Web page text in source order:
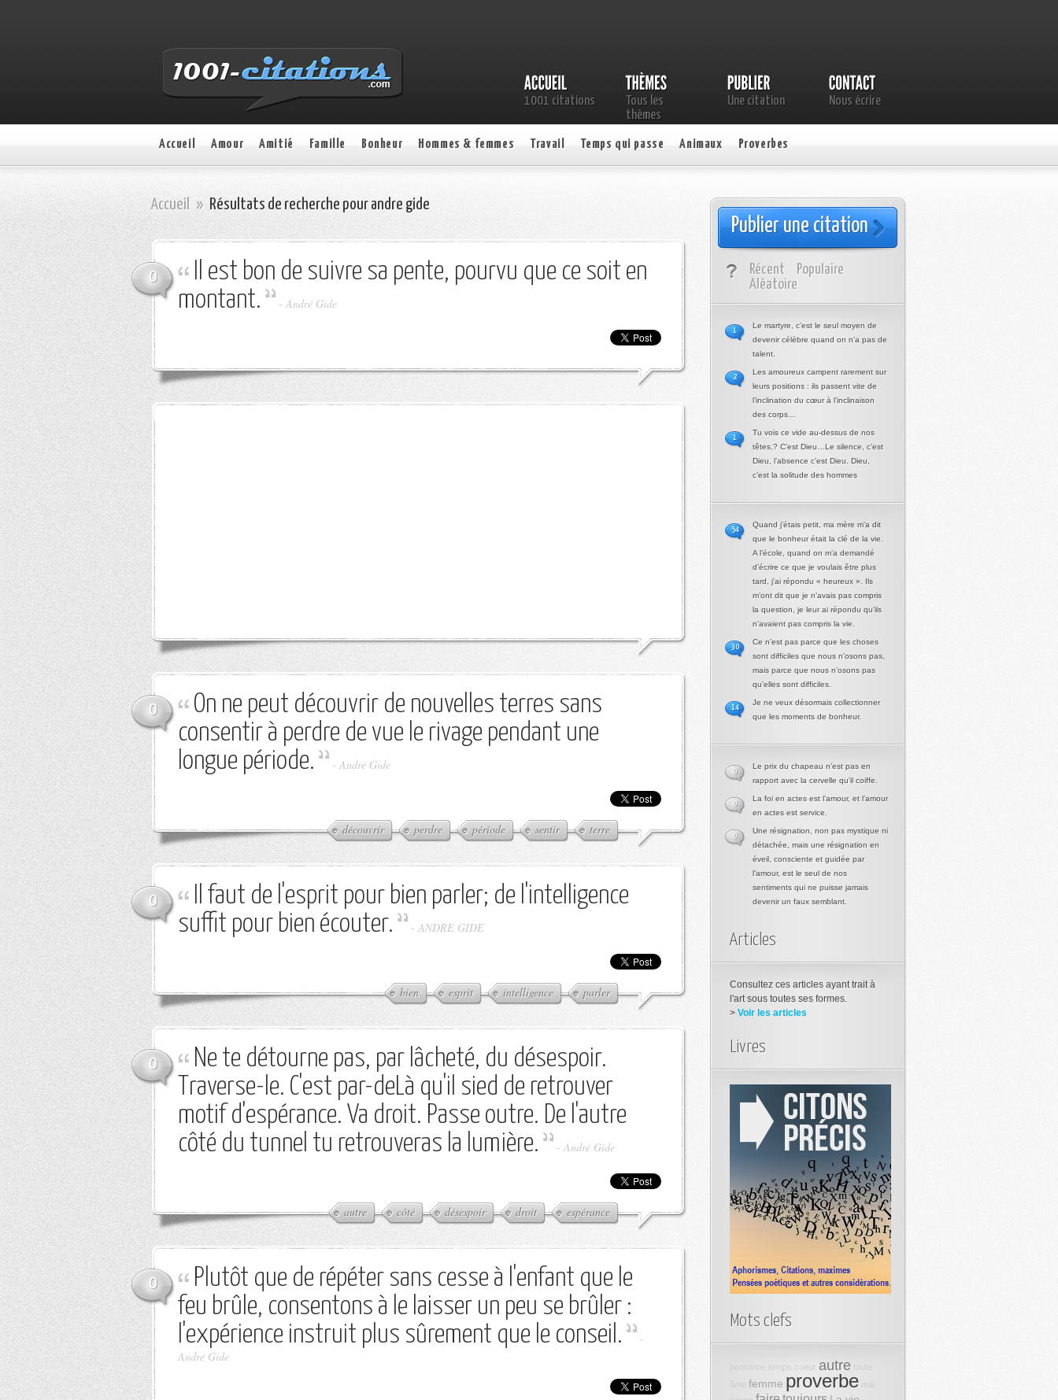
1001 citations
Tous les
thèmes
Une citation Nous écrire
Accueil Amour Amitié Famille Bonheur Hommes & femmes Travail Temps qui passe Animaux Proverbes
Accueil » Résultats de recherche pour andre gide
0
Il est bon de suivre sa pente, pourvu que ce soit en
montant.
- André Gide
0
On ne peut découvrir de nouvelles terres sans
consentir à perdre de vue le rivage pendant une
longue période.
- André Gide
découvrir perdre période sentir terre
0
Il faut de l'esprit pour bien parler; de l'intelligence
suffit pour bien écouter.
- ANDRE GIDE
bien esprit intelligence parler
0
Ne te détourne pas, par lâcheté, du désespoir.
Traverse-le. C'est par-deLà qu'il sied de retrouver
motif d'espérance. Va droit. Passe outre. De l'autre
côté du tunnel tu retrouveras la lumière.
- André Gide
autre côté désespoir droit espérance
0
Plutôt que de répéter sans cesse à l'enfant que le
feu brûle, consentons à le laisser un peu se brûler :
l'expérience instruit plus sûrement que le conseil.
-
André Gide
Publier une citation
Récent
Populaire
Aléatoire
Le martyre, c’est le seul moyen de
devenir célèbre quand on n’a pas de
talent.
1
Les amoureux campent rarement sur
leurs positions : ils passent vite de
l’inclination du cœur à l’inclinaison
des corps…
2
Tu vois ce vide au-dessus de nos
têtes,? C’est Dieu…Le silence, c’est
Dieu, l’absence c’est Dieu. Dieu,
c’est la solitude des hommes
1
Quand j’étais petit, ma mère m’a dit
que le bonheur était la clé de la vie.
A l’école, quand on m’a demandé
d’écrire ce que je voulais être plus
tard, j’ai répondu « heureux ». Ils
m’ont dit que je n’avais pas compris
la question, je leur ai répondu qu’ils
n’avaient pas compris la vie.
54
Ce n’est pas parce que les choses
sont difficiles que nous n’osons pas,
mais parce que nous n’osons pas
qu’elles sont difficiles.
30
Je ne veux désormais collectionner
que les moments de bonheur.
14
Le prix du chapeau n’est pas en
rapport avec la cervelle qu’il coiffe.
0
La foi en actes est l’amour, et l’amour
en actes est service.
0
Une résignation, non pas mystique ni
détachée, mais une résignation en
éveil, consciente et guidée par
l’amour, est le seul de nos
sentiments qui ne puisse jamais
devenir un faux semblant.
0
Articles
Consultez ces articles ayant trait à
l'art sous toutes ses formes.
> Voir les articles
Livres
Mots clefs
temps coeur autre
femme proverbe